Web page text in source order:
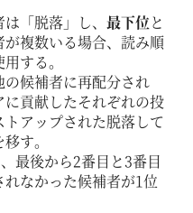
「脱落」し、 最下位と
複数いる場合、読み順
する。
候補者に再配分され
貢献したそれぞれの投
トアップされた脱落して
す。
最後から2番目と3番目
なかった候補者が1位